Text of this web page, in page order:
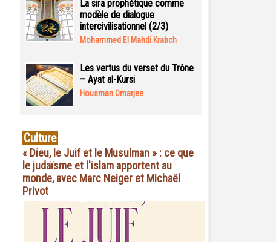
La sira prophétique comme
modèle de dialogue
intercivilisationnel (2/3)
Mohammed El Mahdi Krabch
Les vertus du verset du Trône
– Ayat al-Kursi
Housman Omarjee
Culture
« Dieu, le Juif et le Musulman » : ce que
le judaïsme et l'islam apportent au
monde, avec Marc Neiger et Michaël
Privot